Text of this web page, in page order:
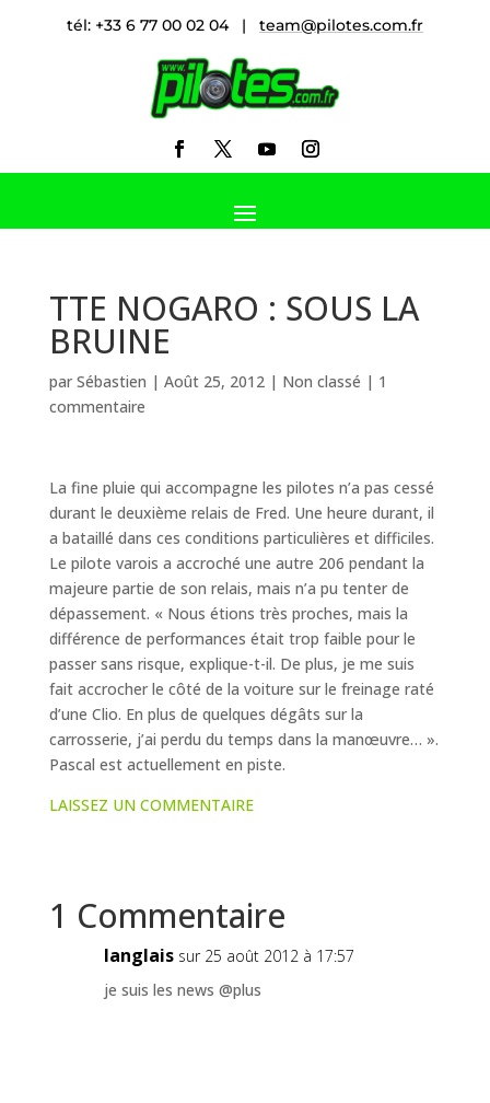
tél: +33 6 77 00 02 04 | team@pilotes.com.fr
TTE NOGARO : SOUS LA
BRUINE
par Sébastien | Août 25, 2012| Non classé | 1
commentaire
La fine pluie qui accompagne les pilotes n’a pas cessé
durant le deuxième relais de Fred. Une heure durant, il
a bataillé dans ces conditions particulières et difficiles.
Le pilote varois a accroché une autre 206 pendant la
majeure partie de son relais, mais n’a pu tenter de
dépassement. « Nous étions très proches, mais la
différence de performances était trop faible pour le
passer sans risque, explique-t-il. De plus, je me suis
fait accrocher le côté de la voiture sur le freinage raté
d’une Clio. En plus de quelques dégâts sur la
carrosserie, j’ai perdu du temps dans la manœuvre… ».
Pascal est actuellement en piste.
LAISSEZ UN COMMENTAIRE
1 Commentaire
langlais sur 25 août 2012 à 17:57
je suis les news @plus